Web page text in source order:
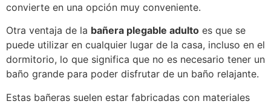
convierte en una opción muy conveniente.
Otra ventaja de la bañera plegable adulto es que se
puede utilizar en cualquier lugar de la casa, incluso en el
dormitorio, lo que significa que no es necesario tener un
baño grande para poder disfrutar de un baño relajante.
Estas bañeras suelen estar fabricadas con materiales